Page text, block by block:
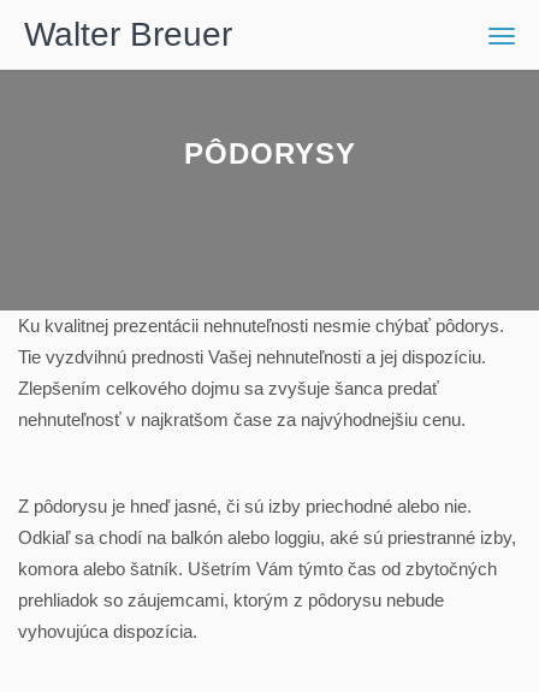
Walter Breuer
PÔDORYSY
Ku kvalitnej prezentácii nehnuteľnosti nesmie chýbať pôdorys.
Tie vyzdvihnú prednosti Vašej nehnuteľnosti a jej dispozíciu.
Zlepšením celkového dojmu sa zvyšuje šanca predať
nehnuteľnosť v najkratšom čase za najvýhodnejšiu cenu.
Z pôdorysu je hneď jasné, či sú izby priechodné alebo nie.
Odkiaľ sa chodí na balkón alebo loggiu, aké sú priestranné izby,
komora alebo šatník. Ušetrím Vám týmto čas od zbytočných
prehliadok so záujemcami, ktorým z pôdorysu nebude
vyhovujúca dispozícia.